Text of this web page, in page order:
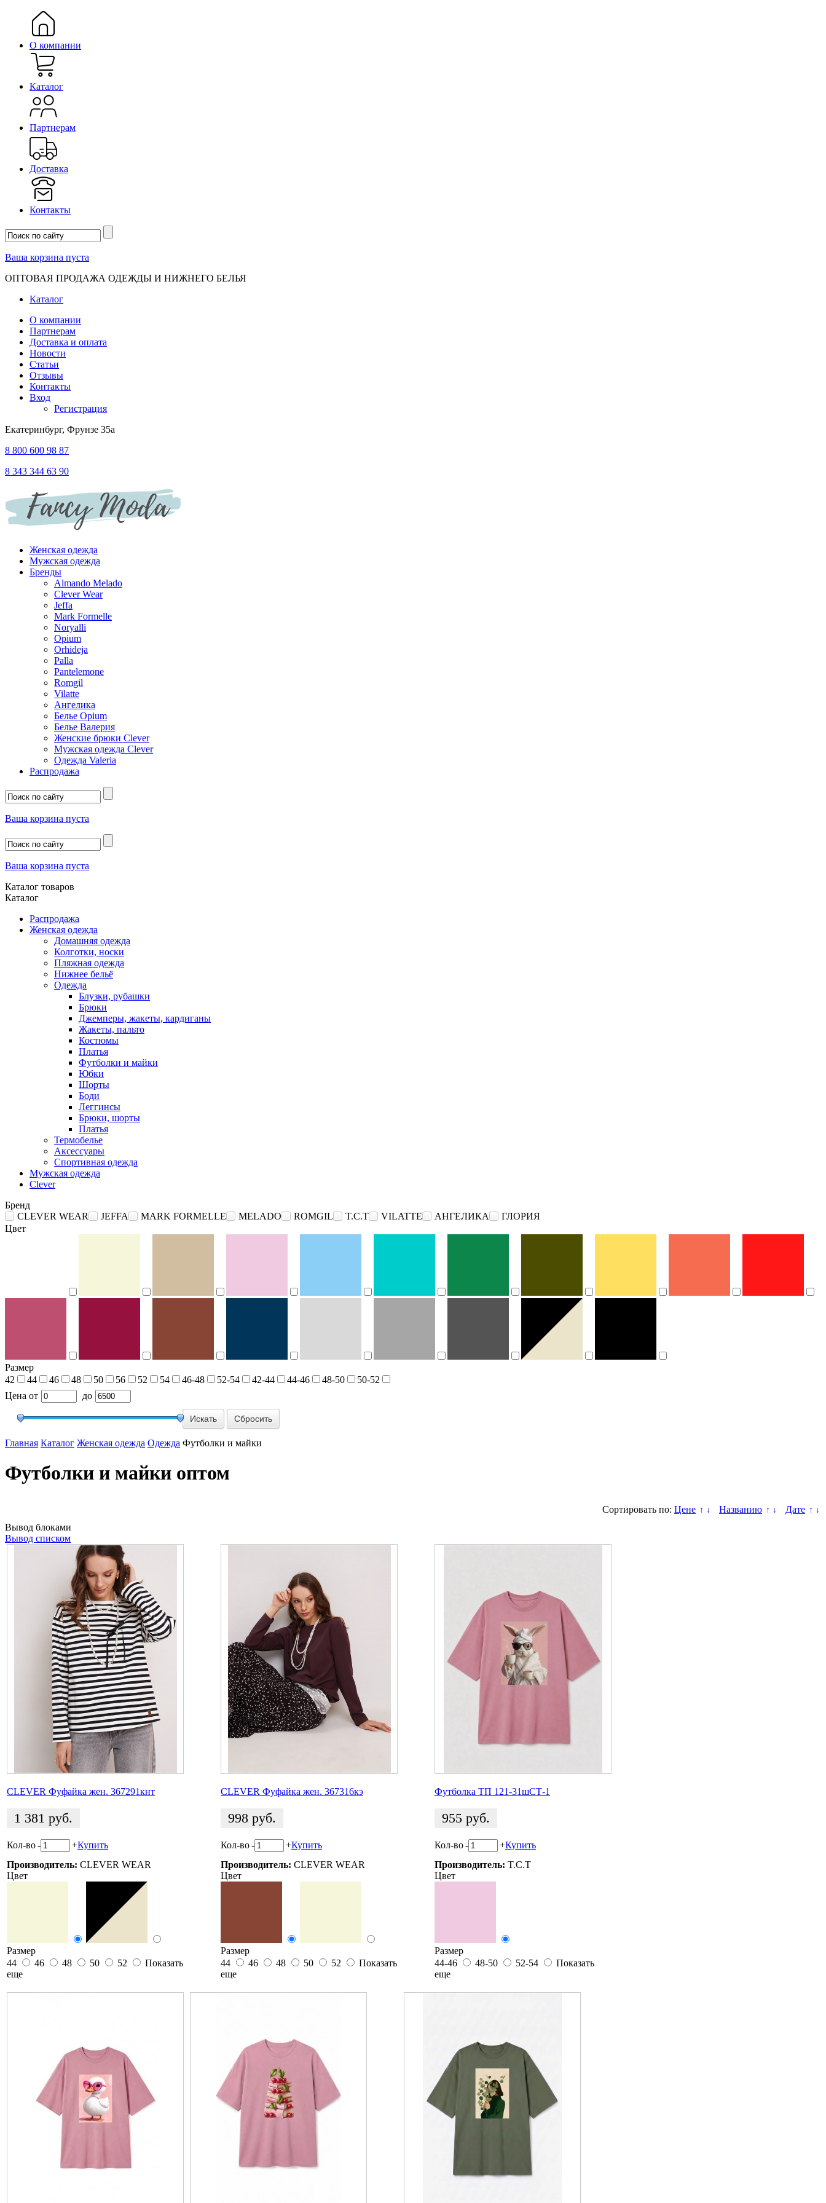
О компании
Каталог
Партнерам
Доставка
Контакты
Ваша корзина пуста
ОПТОВАЯ ПРОДАЖА ОДЕЖДЫ И НИЖНЕГО БЕЛЬЯ
Каталог
О компании
Партнерам
Доставка и оплата
Новости
Статьи
Отзывы
Контакты
Вход
Регистрация
Екатеринбург, Фрунзе 35а
8 800 600 98 87
8 343 344 63 90
Женская одежда
Мужская одежда
Бренды
Almando Melado
Clever Wear
Jeffa
Mark Formelle
Noryalli
Opium
Orhideja
Palla
Pantelemone
Romgil
Vilatte
Ангелика
Белье Opium
Белье Валерия
Женские брюки Clever
Мужская одежда Clever
Одежда Valeria
Распродажа
Ваша корзина пуста
Ваша корзина пуста
Каталог товаров
Каталог
Распродажа
Женская одежда
Домашняя одежда
Колготки, носки
Пляжная одежда
Нижнее бельё
Одежда
Блузки, рубашки
Брюки
Джемперы, жакеты, кардиганы
Жакеты, пальто
Костюмы
Платья
Футболки и майки
Юбки
Шорты
Боди
Леггинсы
Брюки, шорты
Платья
Термобелье
Аксессуары
Спортивная одежда
Мужская одежда
Clever
Бренд
CLEVER WEAR
JEFFA MARK FORMELLE MELADO ROMGIL T.C.T VILATTE АНГЕЛИКА
ГЛОРИЯ
Цвет
Размер
42
44 46 48 50 56 52 54 46-48 52-54 42-44 44-46 48-50
50-52
Цена от до
Сбросить
Главная Каталог Женская одежда Одежда Футболки и майки
Футболки и майки оптом
Сортировать по: Цене ↑ ↓ Названию ↑ ↓ Дате ↑ ↓
Вывод блоками
Вывод списком
CLEVER Фуфайка жен. 367291кнт
1 381 руб.
Кол-во- +Купить
Производитель: CLEVER WEAR
Цвет
Размер
44
46 48 50 52
Показать
еще
CLEVER Фуфайка жен. 367316кэ
998 руб.
Кол-во- +Купить
Производитель: CLEVER WEAR
Цвет
Размер
44
46 48 50 52
Показать
еще
Футболка ТП 121-31шСТ-1
955 руб.
Кол-во- +Купить
Производитель: T.C.T
Цвет
Размер
44-46
48-50 52-54
Показать
еще